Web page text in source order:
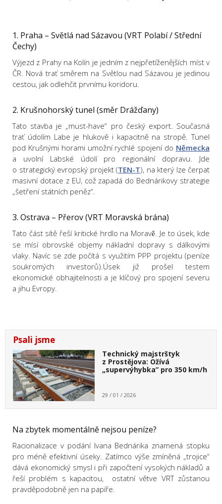
1. Praha – Světlá nad Sázavou (VRT Polabí / Střední
Čechy)
Výjezd z Prahy na Kolín je jedním z nejpřetíženějších míst v
ČR. Nová trať směrem na Světlou nad Sázavou je jedinou
cestou, jak odlehčit prvnímu koridoru.
2. Krušnohorský tunel (směr Drážďany)
Tato stavba je „must-have“ pro český export. Současná
trať údolím Labe je hlukově i kapacitně na stropě. Tunel
pod Krušnými horami umožní rychlé spojení do Německa
a uvolní Labské údolí pro regionální dopravu. Jde
o strategický evropský projekt (TEN-T), na který lze čerpat
masivní dotace z EU, což zapadá do Bednárikovy strategie
„šetření státních peněz“.
3. Ostrava – Přerov (VRT Moravská brána)
Tato část sítě řeší kritické hrdlo na Moravě. Je to úsek, kde
se mísí obrovské objemy nákladní dopravy s dálkovými
vlaky. Navíc se zde počítá s využitím PPP projektu (peníze
soukromých investorů).Úsek již prošel testem
ekonomické obhajitelnosti a je klíčový pro spojení severu
a jihu Evropy.
Psali jsme
Technický majstrštyk
z Prostějova: Ožívá
„supervýhybka” pro 350 km/h
29 / 01 / 2026
Na zbytek momentálně nejsou peníze?
Racionalizace v podání Ivana Bednárika znamená stopku
pro méně efektivní úseky. Zatímco výše zmíněná „trojice“
dává ekonomický smysl i při započtení vysokých nákladů a
řeší problém s kapacitou, ostatní větve VRT zůstanou
pravděpodobně jen na papíře.